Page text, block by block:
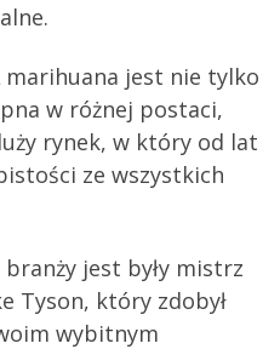
marihuana jest nie tylko
w różnej postaci,
rynek, w który od lat
ze wszystkich
jest były mistrz
Tyson, który zdobył
wybitnym